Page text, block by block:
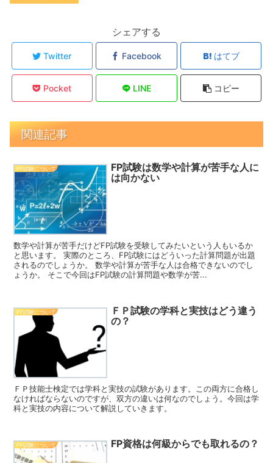
シェアする
Twitter Facebook はてブ
Pocket LINE コピー
関連記事
FP試験について
FP試験は数学や計算が苦手な人に
は向かない
数学や計算が苦手だけどFP試験を受験してみたいという人もいるか
と思います。 実際のところ、FP試験にはどういった計算問題が出題
されるのでしょうか。 数学や計算が苦手な人は合格できないのでし
ょうか。 そこで今回はFP試験の計算問題や数学が苦...
FP試験について
ＦＰ試験の学科と実技はどう違う
の？
ＦＰ技能士検定では学科と実技の試験があります。この両方に合格し
なければならないのですが、双方の違いは何なのでしょう。今回は学
科と実技の内容について解説していきます。
FP試験について FP資格は何級からでも取れるの？